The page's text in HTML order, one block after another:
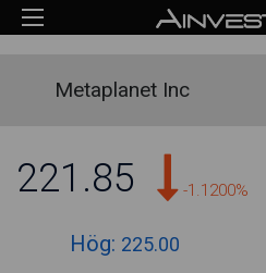
Metaplanet Inc
221.85 -1.1200%
Hög: 225.00